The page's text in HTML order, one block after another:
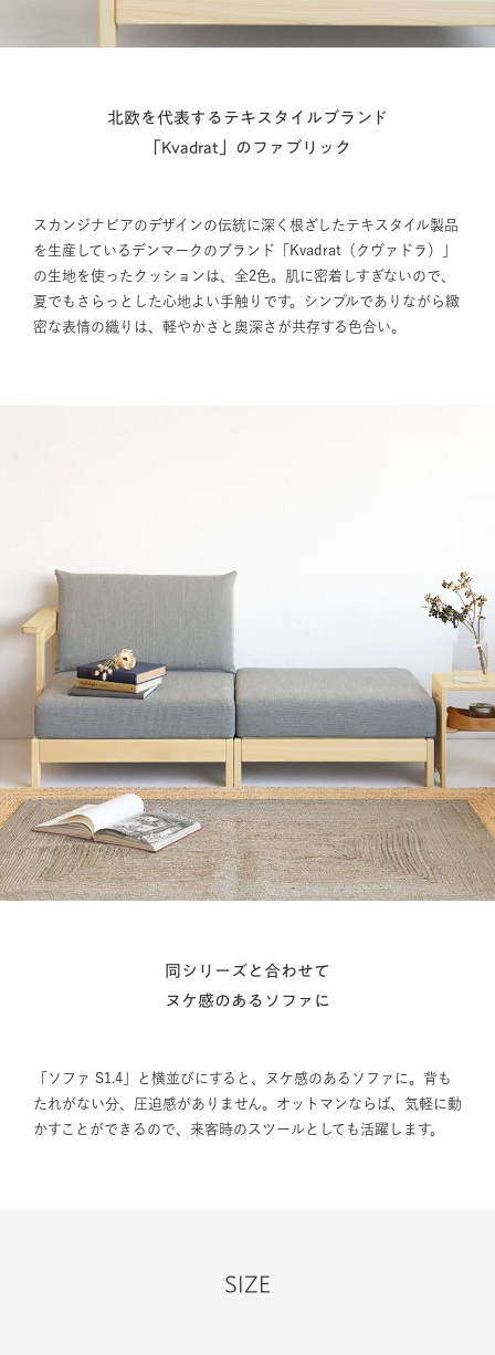
北欧を代表するテキスタイルブランド
「Kvadrat」のファブリック
スカンジナビアのデザインの伝統に深く根ざしたテキスタイル製品
を生産しているデンマークのブランド「Kvadrat（クヴァドラ）」
の生地を使ったクッションは、全2色。肌に密着しすぎないので、
夏でもさらっとした心地よい手触りです。シンプルでありながら緻
密な表情の織りは、軽やかさと奥深さが共存する色合い。
同シリーズと合わせて
ヌケ感のあるソファに
「ソファ S1.4」と横並びにすると、ヌケ感のあるソファに。背も
たれがない分、圧迫感がありません。オットマンならば、気軽に動
かすことができるので、来客時のスツールとしても活躍します。
SIZE